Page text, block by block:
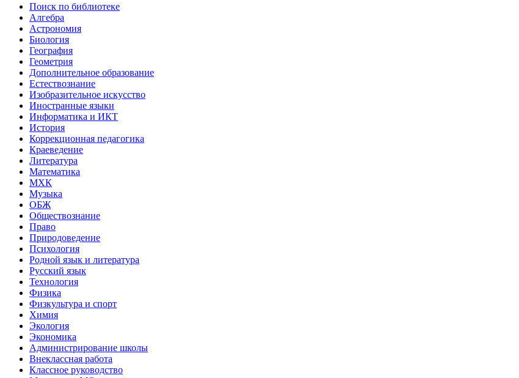
Поиск по библиотеке
Алгебра
Астрономия
Биология
География
Геометрия
Дополнительное образование
Естествознание
Изобразительное искусство
Иностранные языки
Информатика и ИКТ
История
Коррекционная педагогика
Краеведение
Литература
Математика
МХК
Музыка
ОБЖ
Обществознание
Право
Природоведение
Психология
Родной язык и литература
Русский язык
Технология
Физика
Физкультура и спорт
Химия
Экология
Экономика
Администрирование школы
Внеклассная работа
Классное руководство